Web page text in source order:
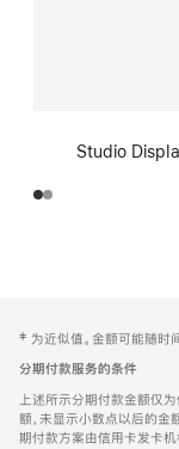
Studio
页
页
脚
注
‡ 为近似值。金额可能随时
分期付款服务的条件
上述所示分期付款金额仅
额，未显示小数点以后的金
期付款方案由信用卡发卡